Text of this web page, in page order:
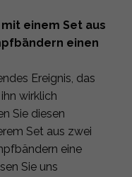
einem Set aus
einen
Ereignis, das
wirklich
Sie diesen
Set aus zwei
eine
Sie uns